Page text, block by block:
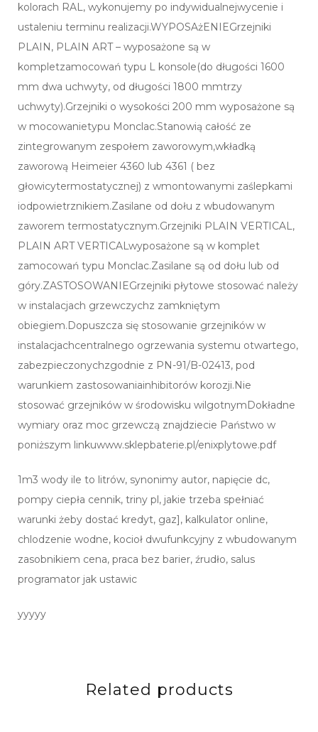
kolorach RAL, wykonujemy po indywidualnejwycenie i
ustaleniu terminu realizacji.WYPOSAżENIEGrzejniki
PLAIN, PLAIN ART – wyposażone są w
kompletzamocowań typu L konsole(do długości 1600
mm dwa uchwyty, od długości 1800 mmtrzy
uchwyty).Grzejniki o wysokości 200 mm wyposażone są
w mocowanietypu Monclac.Stanowią całość ze
zintegrowanym zespołem zaworowym,wkładką
zaworową Heimeier 4360 lub 4361 ( bez
głowicytermostatycznej) z wmontowanymi zaślepkami
iodpowietrznikiem.Zasilane od dołu z wbudowanym
zaworem termostatycznym.Grzejniki PLAIN VERTICAL,
PLAIN ART VERTICALwyposażone są w komplet
zamocowań typu Monclac.Zasilane są od dołu lub od
góry.ZASTOSOWANIEGrzejniki płytowe stosować należy
w instalacjach grzewczychz zamkniętym
obiegiem.Dopuszcza się stosowanie grzejników w
instalacjachcentralnego ogrzewania systemu otwartego,
zabezpieczonychzgodnie z PN-91/B-02413, pod
warunkiem zastosowaniainhibitorów korozji.Nie
stosować grzejników w środowisku wilgotnymDokładne
wymiary oraz moc grzewczą znajdziecie Państwo w
poniższym linkuwww.sklepbaterie.pl/enixplytowe.pdf
1m3 wody ile to litrów, synonimy autor, napięcie dc,
pompy ciepła cennik, triny pl, jakie trzeba spełniać
warunki żeby dostać kredyt, gaz], kalkulator online,
chlodzenie wodne, kocioł dwufunkcyjny z wbudowanym
zasobnikiem cena, praca bez barier, źrudło, salus
programator jak ustawic
yyyyy
Related products